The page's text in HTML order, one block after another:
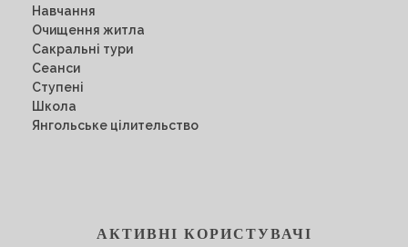
Навчання
Очищення житла
Сакральні тури
Сеанси
Ступені
Школа
Янгольське цілительство
АКТИВНІ КОРИСТУВАЧІ